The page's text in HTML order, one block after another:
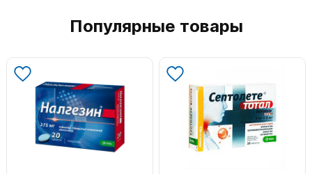
Популярные товары